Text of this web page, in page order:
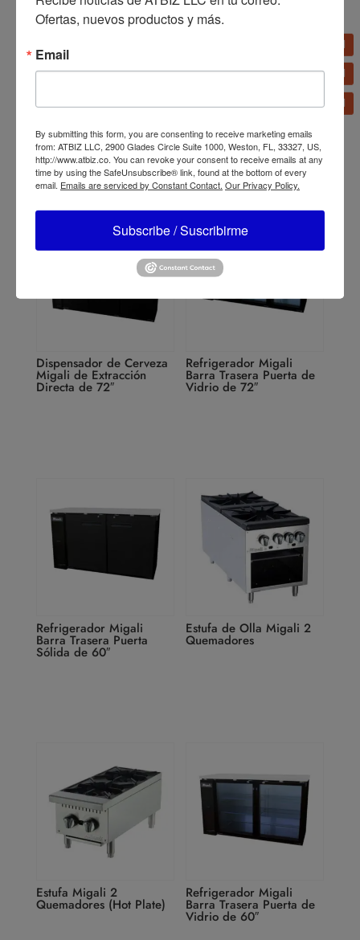
Migali de Extracción Quemadores, (1) Horno,
Dispensador de Cerveza
Migali de Extracción
Directa de 72″
Refrigerador Migali
Barra Trasera Puerta de
Vidrio de 72″
Refrigerador Migali
Barra Trasera Puerta
Sólida de 60″
Estufa de Olla Migali 2
Quemadores
Estufa Migali 2
Quemadores (Hot Plate)
Refrigerador Migali
Barra Trasera Puerta de
Vidrio de 60″
Ofertas, nuevos productos y más.
Email
By submitting this form, you are consenting to receive marketing emails
from: ATBIZ LLC, 2900 Glades Circle Suite 1000, Weston, FL, 33327, US,
http://www.atbiz.co. You can revoke your consent to receive emails at any
time by using the SafeUnsubscribe® link, found at the bottom of every
email. Emails are serviced by Constant Contact. Our Privacy Policy.
Subscribe / Suscribirme